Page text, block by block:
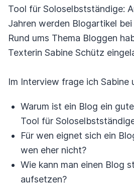
Tool für Soloselbstständige:
Jahren werden Blogartikel
Rund ums Thema Bloggen
Texterin Sabine Schütz
Im Interview frage ich Sabine
Warum ist ein Blog ein
Tool für
Für wen eignet sich ein
wen eher nicht?
Wie kann man einen Blog
aufsetzen?